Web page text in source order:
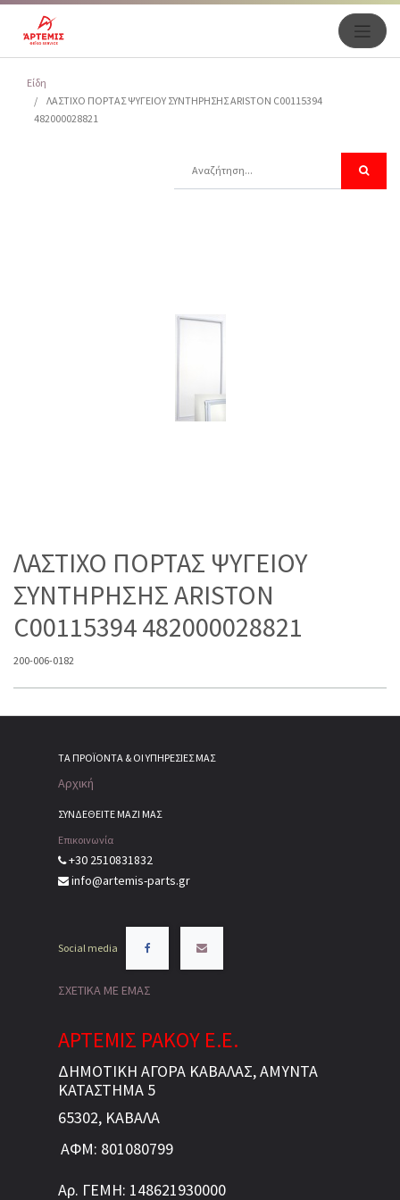
Είδη
ΛΑΣΤΙΧΟ ΠΟΡΤΑΣ ΨΥΓΕΙΟΥ ΣΥΝΤΗΡΗΣΗΣ ARISTON C00115394
482000028821
ΛΑΣΤΙΧΟ ΠΟΡΤΑΣ ΨΥΓΕΙΟΥ
ΣΥΝΤΗΡΗΣΗΣ ARISTON
C00115394 482000028821
200-006-0182
ΤΑ ΠΡΟΪΌΝΤΑ & ΟΙ ΥΠΗΡΕΣΊΕΣ ΜΑΣ
Αρχική
ΣΥΝΔΕΘΕΙΤΕ ΜΑΖΙ ΜΑΣ
Επικοινωνία
+30 2510831832
info@artemis-parts.gr
Social media
ΣΧΕΤΙΚΑ ΜΕ ΕΜΑΣ
ΑΡΤΕΜΙΣ ΡΑΚΟΥ Ε.Ε.
ΔΗΜΟΤΙΚΗ ΑΓΟΡΑ ΚΑΒΑΛΑΣ, ΑΜΥΝΤΑ
ΚΑΤΑΣΤΗΜΑ 5
65302, ΚΑΒΑΛΑ
ΑΦΜ: 801080799
Αρ. ΓΕΜΗ: 148621930000